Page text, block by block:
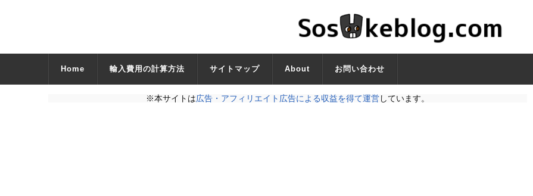
Home 輸入費用の計算方法 サイトマップ About お問い合わせ
※本サイトは広告・アフィリエイト広告による収益を得て運営しています。